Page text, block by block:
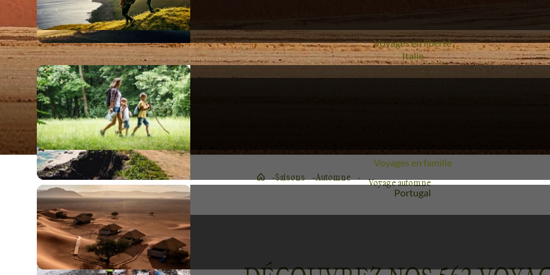
Voyage
Italie
Voyage
Portugal
Voyages en liberté
Voyages en famille
Saisons Automne
Voyage automne